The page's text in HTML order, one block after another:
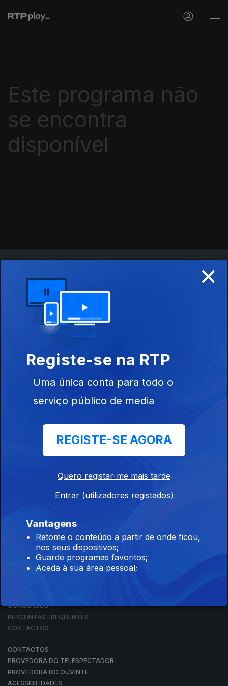
Este programa não
se encontra
disponível
Disponível para iOS, Android, Apple TV, Android TV e
RTP ARQUIVOS
RTP ENSINA
RTP PLAY
EM DIRETO
CONCURSOS
PERGUNTAS FREQUENTES
CONTACTOS
CONTACTOS
PROVEDORA DO TELESPECTADOR
PROVEDORA DO OUVINTE
ACESSIBILIDADES
×
Registe-se na RTP
Uma única conta para todo o
serviço público de media
REGISTE-SE AGORA
Quero registar-me mais tarde
Entrar (utilizadores registados)
Vantagens
Retome o conteúdo a partir de onde ficou,
nos seus dispositivos;
Guarde programas favoritos;
Aceda à sua área pessoal;